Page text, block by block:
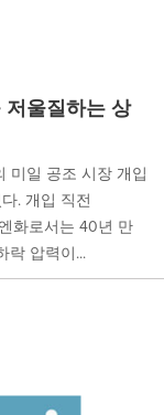
울질하는 상
미일 공조 시장 개입
. 개입 직전
화로서는 40년 만
락 압력이...